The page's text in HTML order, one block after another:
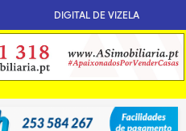
DIGITAL DE VIZELA